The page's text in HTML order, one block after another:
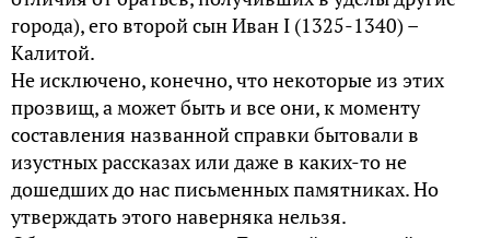
города), его второй сын Иван I (1325-1340) –
Калитой.
Не исключено, конечно, что некоторые из этих
прозвищ, а может быть и все они, к моменту
составления названной справки бытовали в
изустных рассказах или даже в каких-то не
дошедших до нас письменных памятниках. Но
утверждать этого наверняка нельзя.